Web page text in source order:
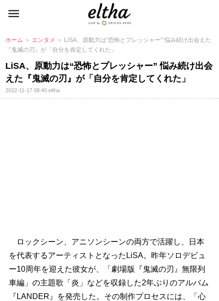
ホーム ＞ エンタメ ＞ LiSA、原動力は“恐怖とプレッシャー” 悩み続け出会えた
『鬼滅の刃』が「自分を肯定してくれた」
LiSA、原動力は“恐怖とプレッシャー” 悩み続け出会
えた『鬼滅の刃』が「自分を肯定してくれた」
2022-11-17 08:40eltha
ロックシーン、アニソンシーンの両方で活躍し、日本
を代表するアーティストとなったLiSA。昨年ソロデビュ
ー10周年を迎えた彼女が、「劇場版『鬼滅の刃』無限列
車編」の主題歌「炎」などを収録した2年ぶりのアルバム
『LANDER』を発売した。その制作プロセスには、「心